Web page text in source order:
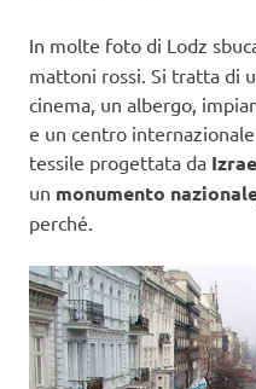
In molte foto di Lodz
mattoni rossi. Si tratta di
cinema, un albergo,
e un centro
tessile progettata da
un monumento
perché.